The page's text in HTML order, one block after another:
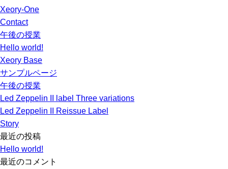
の
プ
ロ
フ
ィ
ー
を
Facebook
で
表
示
の
プ
ロ
フ
ィ
ー
を
Twitter
で
表
示
の
プ
フ
ィ
ー
を
Instagram
で
表
示
Pinterest
で
示
Xeory-One
Contact
午後の授業
Hello world!
Xeory Base
サンプルページ
午後の授業
Led Zeppelin II label Three variations
Led Zeppelin II Reissue Label
Story
最近の投稿
Hello world!
最近のコメント